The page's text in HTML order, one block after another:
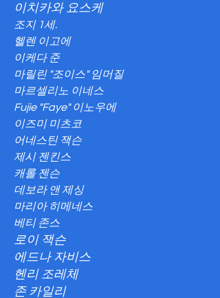
이치카와 요스케
조지 1세.
헬렌 이고에
이케다 준
마릴린 "조이스" 임머질
마르셀리노 이네스
Fujie "Faye" 이노우에
이즈미 미츠코
어네스틴 잭슨
제시 젠킨스
캐롤 젠슨
데보라 앤 제싱
마리아 히메네스
베티 존스
로이 잭슨
에드나 자비스
헨리 조레체
존 카일리